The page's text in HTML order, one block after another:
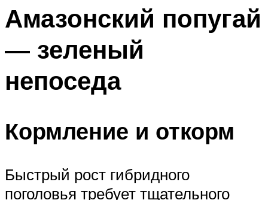
Амазонский попугай
— зеленый
непоседа
Кормление и откорм
Быстрый рост гибридного
поголовья требует тщательного